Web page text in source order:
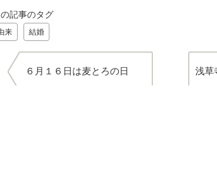
記事のタグ
来 結婚
６月１６日は麦とろの日 浅草